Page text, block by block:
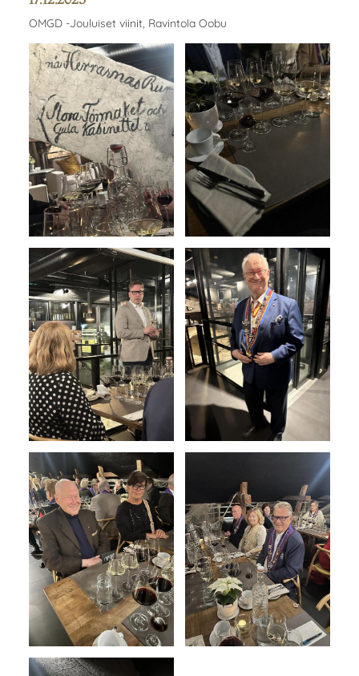
OMGD -Jouluiset viinit, Ravintola Oobu